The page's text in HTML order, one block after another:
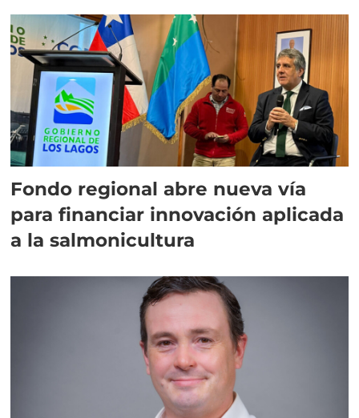
Fondo regional abre nueva vía
para financiar innovación aplicada
a la salmonicultura